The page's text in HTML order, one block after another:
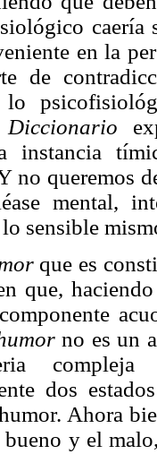
en la
de
lo
Diccionario
instancia
no queremos
mental,
sensible
que es
que,
no es un
compleja
dos
Ahora
y el